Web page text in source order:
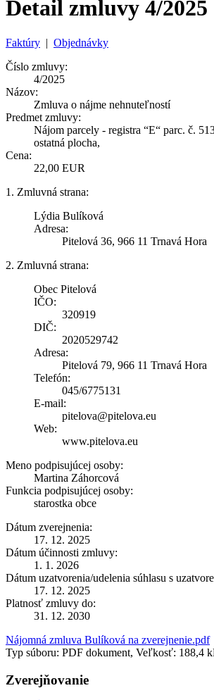
Detail zmluvy 4/2025
Faktúry | Objednávky
Číslo zmluvy:
4/2025
Názov:
Zmluva o nájme nehnuteľností
Predmet zmluvy:
Nájom parcely - registra “E“ parc. č.
ostatná plocha,
Cena:
22,00 EUR
1. Zmluvná strana:
Lýdia Bulíková
Adresa:
Pitelová 36, 966 11 Trnavá Hora
2. Zmluvná strana:
Obec Pitelová
IČO:
320919
DIČ:
2020529742
Adresa:
Pitelová 79, 966 11 Trnavá Hora
Telefón:
045/6775131
E-mail:
pitelova@pitelova.eu
Web:
www.pitelova.eu
Meno podpisujúcej osoby:
Martina Záhorcová
Funkcia podpisujúcej osoby:
starostka obce
Dátum zverejnenia:
17. 12. 2025
Dátum účinnosti zmluvy:
1. 1. 2026
Dátum uzatvorenia/udelenia súhlasu s
17. 12. 2025
Platnosť zmluvy do:
31. 12. 2030
Nájomná zmluva Bulíková na zverejnenie.pdf
Typ súboru: PDF dokument, Veľkosť: 188,4
Zverejňovanie